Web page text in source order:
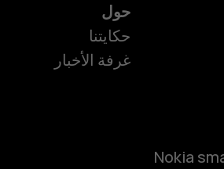
Nokia
حول
حكايتنا
غرفة الأخبار